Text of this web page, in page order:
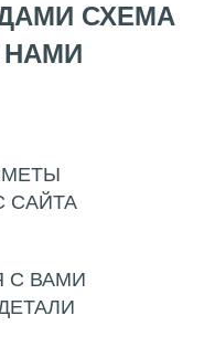
СХЕМА
САЙТА
С ВАМИ